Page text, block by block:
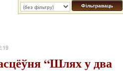
Фільтраваць
“Шлях у два